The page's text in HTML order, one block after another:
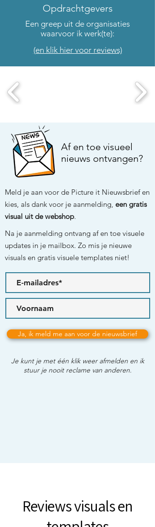
Opdrachtgevers
Een greep uit de organisaties
waarvoor ik werk(te):
(en klik hier voor reviews)
Af en toe visueel
nieuws ontvangen?
Meld je aan voor de Picture it Nieuwsbrief en
kies, als dank voor je aanmelding, een gratis
visual uit de webshop.
Na je aanmelding ontvang af en toe visuele
updates in je mailbox. Zo mis je nieuwe
visuals en gratis visuele templates niet!
Ja, ik meld me aan voor de nieuwsbrief
Je kunt je met één klik weer afmelden en ik
stuur je nooit reclame van anderen.
Reviews visuals en